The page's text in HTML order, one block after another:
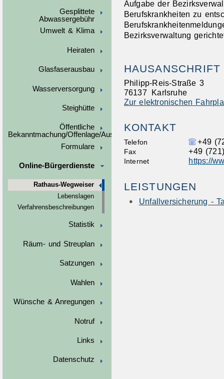
Gesplittete
Abwassergebühr
Umwelt & Klima
Heiraten
Glasfaserausbau
Wasserversorgung
Steighütte
Öffentliche
Bekanntmachung/Offenlage/Ausschreibungen
Formulare
Online-Bürgerdienste
Rathaus-Wegweiser
Lebenslagen
Verfahrensbeschreibungen
Statistik
Räum- und Streuplan
Satzungen
Wahlen
Wünsche & Anregungen
Notruf
Links
Datenschutz
Aufgabe der
Berufskrankheiten zu
Bezirksverwaltung
HAUSANSCHRIFT
Philipp-Reis-Straße 3
76137
Karlsruhe
Zur elektronischen
KONTAKT
Telefon +49
Fax +49
Internet https://
LEISTUNGEN
Unfallversicherung -